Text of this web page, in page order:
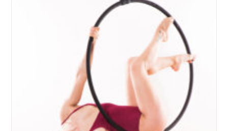
2024